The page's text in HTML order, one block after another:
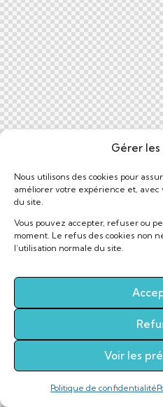
Gérer les
Nous utilisons des cookies pour
améliorer votre expérience et, avec
du site.
Vous pouvez accepter, refuser ou
moment. Le refus des cookies non
l’utilisation normale du site.
Voir les
Politique de confidentialité